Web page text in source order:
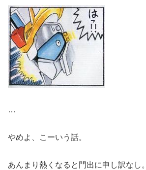
…
やめよ、こーいう話。
あんまり熱くなると門出に申し訳なし。